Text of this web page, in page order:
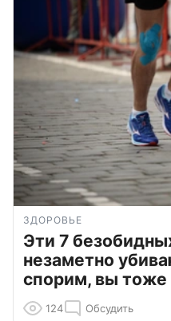
ЗДОРОВЬЕ
Эти 7
незаметно
спорим, вы тоже
124 Обсудить